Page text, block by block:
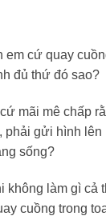
cứ quay
đủ thứ đó sao?
mãi mê chấp
phải gửi hình lên
sống?
không làm gì cả
cuồng trong